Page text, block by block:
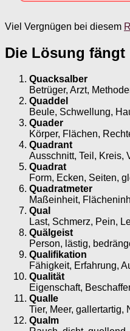
Viel Vergnügen bei diesem
Die Lösung fängt
Quacksalber
Betrüger, Arzt,
Quaddel
Beule, Schwellung,
Quader
Körper, Flächen,
Quadrant
Ausschnitt, Teil, Kreis,
Quadrat
Form, Ecken, Seiten,
Quadratmeter
Maßeinheit,
Qual
Last, Schmerz, Pein,
Quälgeist
Person, lästig,
Qualifikation
Fähigkeit, Erfahrung,
Qualität
Eigenschaft,
Qualle
Tier, Meer, gallertartig,
Qualm